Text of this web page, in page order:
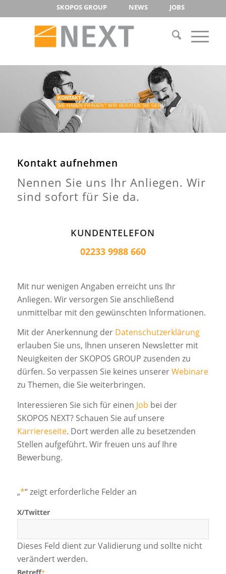
SKOPOS GROUP NEWS JOBS
SIE HABEN FRAGEN? WIR BERATEN SIE GERN
KONTAKT
Kontakt aufnehmen
Nennen Sie uns Ihr Anliegen. Wir
sind sofort für Sie da.
KUNDENTELEFON
02233 9988 660
Mit nur wenigen Angaben erreicht uns Ihr
Anliegen. Wir versorgen Sie anschließend
unmittelbar mit den gewünschten Informationen.
Mit der Anerkennung der Datenschutzerklärung
erlauben Sie uns, Ihnen unseren Newsletter mit
Neuigkeiten der SKOPOS GROUP zusenden zu
dürfen. So verpassen Sie keines unsererWebinare
zu Themen, die Sie weiterbringen.
Interessieren Sie sich für einen Job bei der
SKOPOS NEXT? Schauen Sie auf unsere
Karriereseite. Dort werden alle zu besetzenden
Stellen aufgeführt. Wir freuen uns auf Ihre
Bewerbung.
„*“ zeigt erforderliche Felder an
X/Twitter
Dieses Feld dient zur Validierung und sollte nicht
verändert werden.